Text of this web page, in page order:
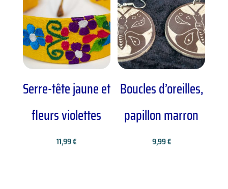
Serre-tête jaune et
fleurs violettes
11,99€
Boucles d’oreilles,
papillon marron
9,99€